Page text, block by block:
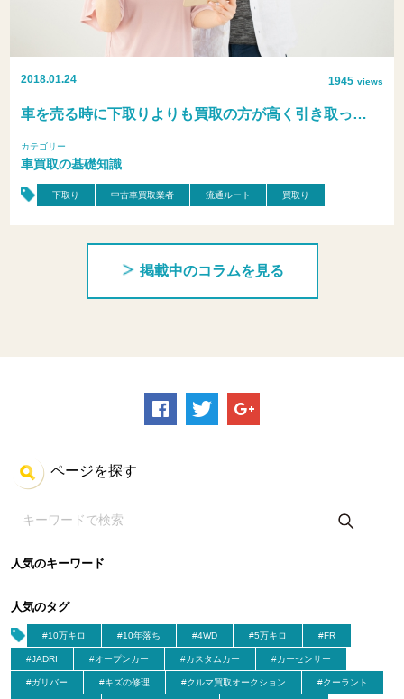
2018.01.24 1945 views
車を売る時に下取りよりも買取の方が高く引き取っ…
カテゴリー
車買取の基礎知識
下取り 中古車買取業者 流通ルート 買取り
掲載中のコラムを見る
ページを探す
人気のキーワード
人気のタグ
#10万キロ #10年落ち #4WD #5万キロ #FR
#JADRI #オープンカー #カスタムカー #カーセンサー
#ガリバー #キズの修理 #クルマ買取オークション #クーラント